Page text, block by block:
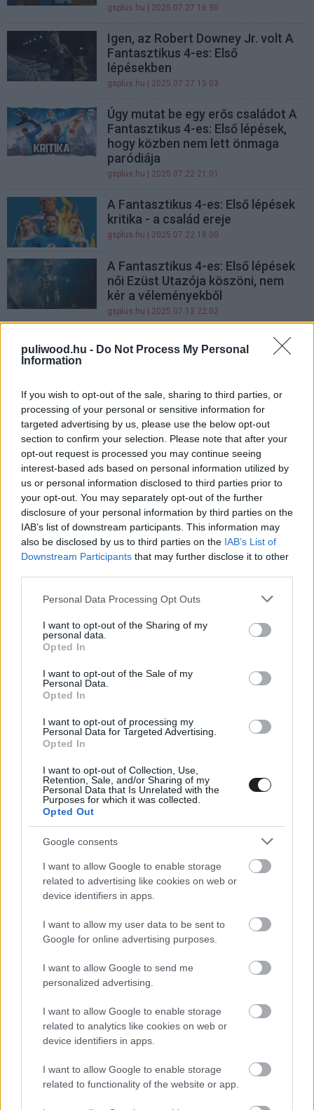
puliwood.hu - Do Not Process My Personal
Information
If you wish to opt-out of the sale, sharing to third parties, or
processing of your personal or sensitive information for
targeted advertising by us, please use the below opt-out
section to confirm your selection. Please note that after your
opt-out request is processed you may continue seeing
interest-based ads based on personal information utilized by
us or personal information disclosed to third parties prior to
your opt-out. You may separately opt-out of the further
disclosure of your personal information by third parties on the
IAB’s list of downstream participants. This information may
also be disclosed by us to third parties on the IAB’s List of
Downstream Participants that may further disclose it to other
Please note that this website/app uses one or more Google
not limited to your visit or usage behaviour. You may click to
grant or deny consent to Google and its third-party tags to
use your data for below specified purposes in below Google
consent section.
Personal Data Processing Opt Outs
I want to opt-out of the Sharing of my
personal data.
Opted In
I want to opt-out of the Sale of my
Personal Data.
Opted In
I want to opt-out of processing my
Personal Data for Targeted Advertising.
Opted In
I want to opt-out of Collection, Use,
Retention, Sale, and/or Sharing of my
Personal Data that Is Unrelated with the
Purposes for which it was collected.
Opted Out
Google consents
I want to allow Google to enable storage
related to advertising like cookies on web or
device identifiers in apps.
I want to allow my user data to be sent to
Google for online advertising purposes.
I want to allow Google to send me
personalized advertising.
I want to allow Google to enable storage
related to analytics like cookies on web or
device identifiers in apps.
I want to allow Google to enable storage
related to functionality of the website or app.
gsplus.hu | 2025.07.27 16:30
Igen, az Robert Downey Jr. volt A
Fantasztikus 4-es: Első
lépésekben
gsplus.hu | 2025.07.27 15:03
Úgy mutat be egy erős családot A
Fantasztikus 4-es: Első lépések,
hogy közben nem lett önmaga
paródiája
gsplus.hu | 2025.07.22 21:01
A Fantasztikus 4-es: Első lépések
kritika - a család ereje
gsplus.hu | 2025.07.22 18:00
A Fantasztikus 4-es: Első lépések
női Ezüst Utazója köszöni, nem
kér a véleményekből
gsplus.hu | 2025.07.13 22:02
Szakállas Lénnyel borzolja a
kedélyeket A Fantasztikus 4-es:
Pizzareklám lőtte el a
Fantasztikus Négyes egyik
ellenfelét?
gsplus.hu | 2025.06.18 19:35
Hát persze, hogy A Fantasztikus
4-es: Első lépések is saját
popcornos vödröt kap, de
érkezett egy új előzetes is
gsplus.hu| 2025.06.04 17:36
filmhez kiadott Funko figurák
gsplus.hu | 2025.05.18 11:02
Fantasztikus 4-es: Első lépések új
előzetese
Az Ezüst Utazó is felbukkan A
előzetesében
gsplus.hu | 2025.04.17 16:23
az ígéretek szerint új korszakot
nyit a Marvel Moziverzumban
Már magyar szinkronnal is
nézhető A Fantasztikus 4-es: Első
lépések legelső előzetese
gsplus.hu
Ha minden igaz, ekkor érkezik a
Fantasztikus Négyes film első
előzetese
gsplus.hu| 2025.02.02 13:01
Megérte várni a Gladiátor
gsplus.hu| 2024.11.13 17:05